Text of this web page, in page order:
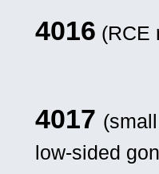
4016
4017
low-sided